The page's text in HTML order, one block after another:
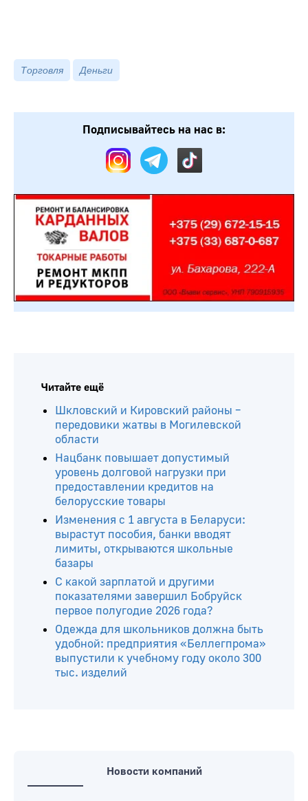
Торговля Деньги
Подписывайтесь на нас в:
Читайте ещё
Шкловский и Кировский районы –
передовики жатвы в Могилевской
области
Нацбанк повышает допустимый
уровень долговой нагрузки при
предоставлении кредитов на
белорусские товары
Изменения с 1 августа в Беларуси:
вырастут пособия, банки вводят
лимиты, открываются школьные
базары
С какой зарплатой и другими
показателями завершил Бобруйск
первое полугодие 2026 года?
Одежда для школьников должна быть
удобной: предприятия «Беллегпрома»
выпустили к учебному году около 300
тыс. изделий
Новости компаний